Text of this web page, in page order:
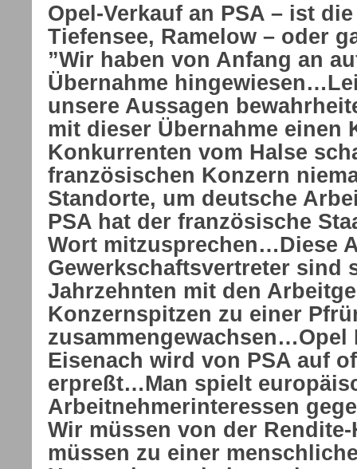
Opel-Verkauf an PSA – ist
Tiefensee, Ramelow – oder
”Wir haben von Anfang an
Übernahme
unsere Aussagen
mit dieser Übernahme einen
Konkurrenten vom Halse
französischen Konzern
Standorte, um deutsche
PSA hat der französische
Wort mitzusprechen…Diese
Gewerkschaftsvertreter sind
Jahrzehnten mit den
Konzernspitzen zu einer
zusammengewachsen…Opel
Eisenach wird von PSA auf
erpreßt…Man spielt
Arbeitnehmerinteressen
Wir müssen von der
müssen zu einer